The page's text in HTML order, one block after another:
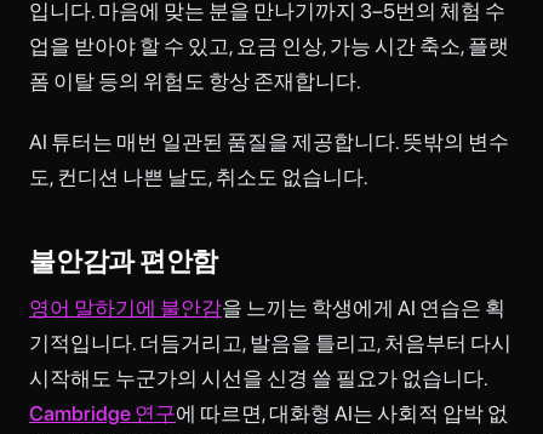
입니다. 마음에 맞는 분을 만나기까지 3–5번의 체험 수
업을 받아야 할 수 있고, 요금 인상, 가능 시간 축소, 플랫
폼 이탈 등의 위험도 항상 존재합니다.
AI 튜터는 매번 일관된 품질을 제공합니다. 뜻밖의 변수
도, 컨디션 나쁜 날도, 취소도 없습니다.
불안감과 편안함
영어 말하기에 불안감을 느끼는 학생에게 AI 연습은 획
기적입니다. 더듬거리고, 발음을 틀리고, 처음부터 다시
시작해도 누군가의 시선을 신경 쓸 필요가 없습니다.
Cambridge 연구에 따르면, 대화형 AI는 사회적 압박 없